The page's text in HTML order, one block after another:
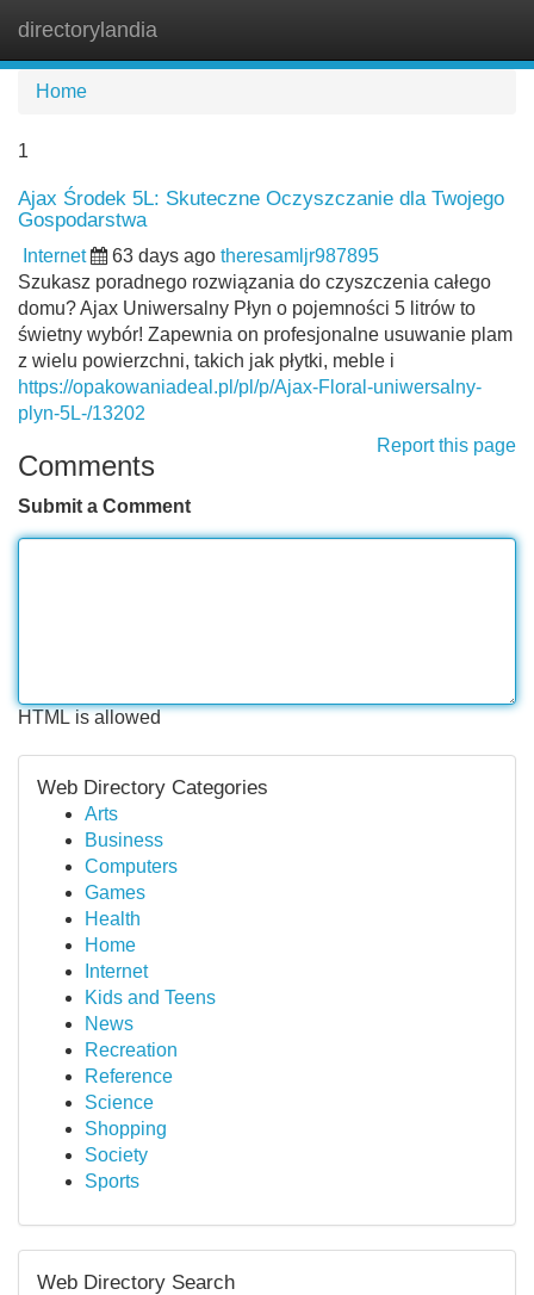
directorylandia
Home
1
Ajax Środek 5L: Skuteczne Oczyszczanie dla Twojego
Gospodarstwa
Internet 63 days ago theresamljr987895
Szukasz poradnego rozwiązania do czyszczenia całego
domu? Ajax Uniwersalny Płyn o pojemności 5 litrów to
świetny wybór! Zapewnia on profesjonalne usuwanie plam
z wielu powierzchni, takich jak płytki, meble i
https://opakowaniadeal.pl/pl/p/Ajax-Floral-uniwersalny-
plyn-5L-/13202
Report this page
Comments
Submit a Comment
HTML is allowed
Web Directory Categories
Arts
Business
Computers
Games
Health
Home
Internet
Kids and Teens
News
Recreation
Reference
Science
Shopping
Society
Sports
Web Directory Search